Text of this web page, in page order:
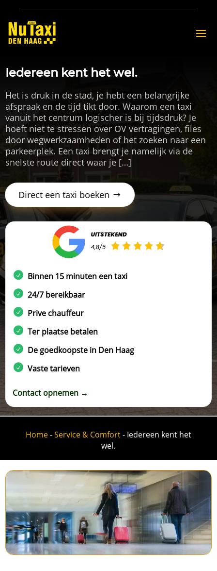
Iedereen kent het wel.
Het is druk in de stad, je hebt een belangrijke
afspraak en de tijd tikt door. Waarom een taxi
vanuit het centrum logischer is bij tijdsdruk? Je
hoeft niet te stressen over OV vertragingen, files
door wegwerkzaamheden of het zoeken naar een
parkeerplek. Een taxi brengt je namelijk via de
snelste route direct waar je […]
Direct een taxi boeken
Binnen 15 minuten een taxi
24/7 bereikbaar
Prive chauffeur
Ter plaatse betalen
De goedkoopste in Den Haag
Vaste tarieven
Contact opnemen →
Home-Service & Comfort- Iedereen kent het
wel.